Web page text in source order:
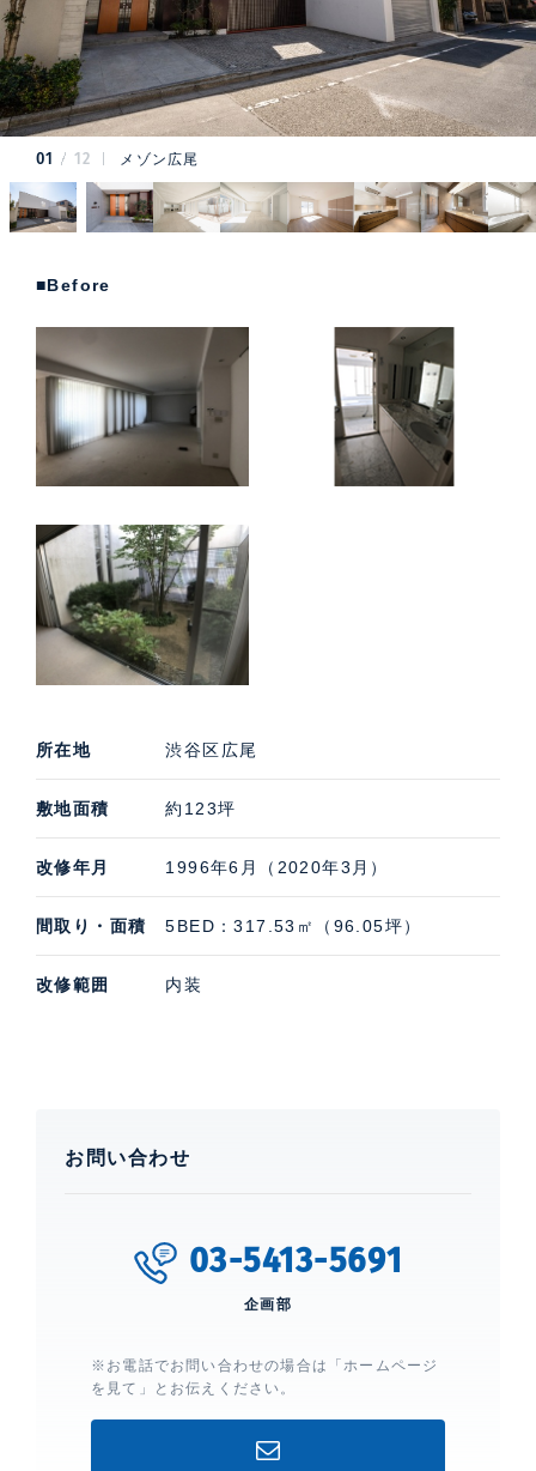
01 12 メゾン広尾
■Before
所在地 渋谷区広尾
敷地面積 約123坪
改修年月 1996年6月（2020年3月）
間取り・面積 5BED：317.53㎡（96.05坪）
改修範囲 内装
お問い合わせ
03-5413-5691
企画部
※お電話でお問い合わせの場合は「ホームページ
を見て」とお伝えください。